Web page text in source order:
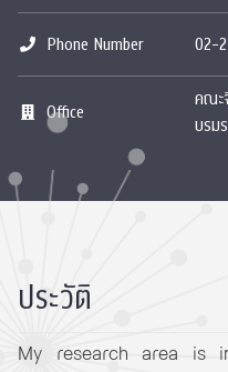
Phone Number 02-
Office
คณะ
บรม
ประวัติ
My research area is